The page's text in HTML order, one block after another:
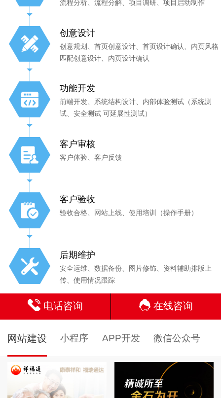
流程分析、流程分解、项目调研、项目启动制作
创意设计
创意规划、首页创意设计、首页设计确认、内页风格
匹配创意设计、内页设计确认
功能开发
前端开发、系统结构设计、内部体验测试（系统测
试、安全测试 可延展性测试）
客户审核
客户体验、客户反馈
客户验收
验收合格、网站上线、使用培训（操作手册）
后期维护
安全运维、数据备份、图片修饰、资料辅助排版上
传、使用情况跟踪
电话咨询 在线咨询
网站建设 小程序 APP开发 微信公众号